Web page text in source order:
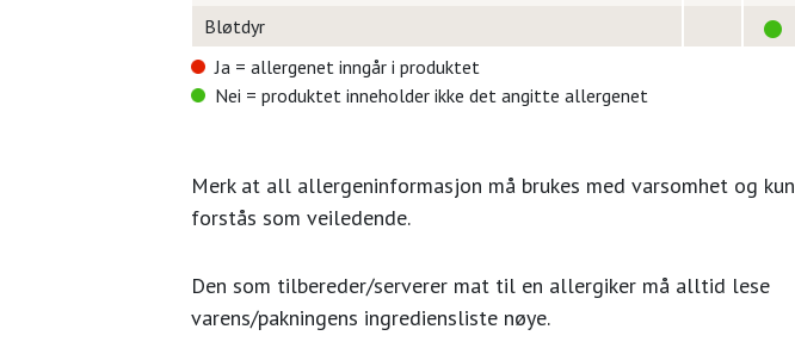
Bløtdyr
Ja = allergenet inngår i produktet
Nei = produktet inneholder ikke det angitte allergenet
Merk at all allergeninformasjon må brukes med varsomhet og kun
forstås som veiledende.
Den som tilbereder/serverer mat til en allergiker må alltid lese
varens/pakningens ingrediensliste nøye.